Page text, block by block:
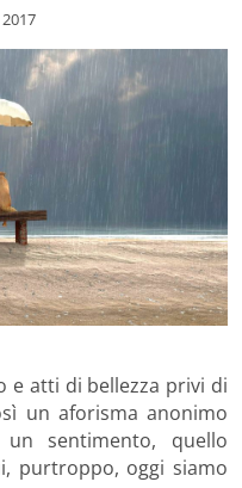
e atti di bellezza privi di
un aforisma anonimo
sentimento, quello
purtroppo, oggi siamo